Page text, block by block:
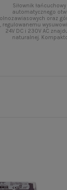
Siłownik
automatycznego
oraz
regulowanemu
24V DC i 230V AC
naturalnej.